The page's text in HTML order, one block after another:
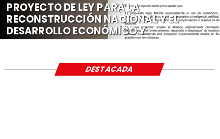
PROYECTO DE LEY PARA LA
RECONSTRUCCIÓN NACIONAL Y EL
DESARROLLO ECONÓMICO Y
SOCIAL
DESTACADA